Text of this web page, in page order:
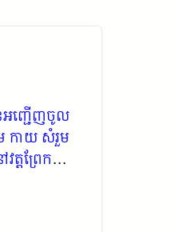
នអញ្ជើញចូល
កាយ សំរួម
ត្ត​ព្រែក​
េមរភូមិន្ទ​